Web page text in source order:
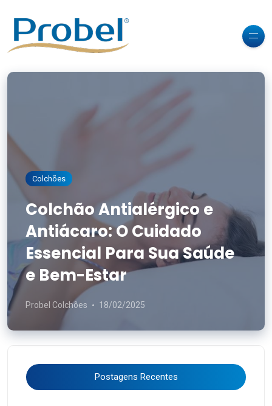
Colchões
Colchão Antialérgico e
Antiácaro: O Cuidado
Essencial Para Sua Saúde
e Bem-Estar
Probel Colchões 18/02/2025
Postagens Recentes